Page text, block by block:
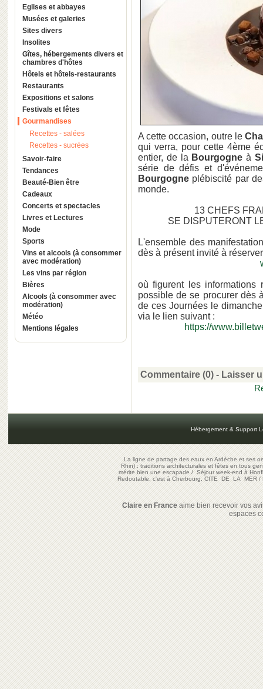
Eglises et abbayes
Musées et galeries
Sites divers
Insolites
Gîtes, hébergements divers et
chambres d'hôtes
Hôtels et hôtels-restaurants
Restaurants
Expositions et salons
Festivals et fêtes
Gourmandises
Recettes - salées
Recettes - sucrées
Savoir-faire
Tendances
Beauté-Bien être
Cadeaux
Concerts et spectacles
Livres et Lectures
Mode
Sports
Vins et alcools (à consommer
avec modération)
Les vins par région
Bières
Alcools (à consommer avec
modération)
Météo
Mentions légales
A cette occasion, outre le
qui verra, pour cette 4ème
entier, de la Bourgogne à
série de défis et
Bourgogne plébiscité par
monde.
13 CHEFS
SE DISPUTERONT
L'ensemble des
dès à présent invité à
où figurent les informations
possible de se procurer dès
de ces Journées le
via le lien suivant :
https://
Commentaire (0) - Laisser
Hébergement & Support
La ligne de partage des eaux en Ardèche et ses
Rhin) : traditions architecturales et fêtes en tous
mérite bien une escapade/Séjour week-end à
Redoutable, c'est à Cherbourg, CITE DE LA MER/
Claire en Franceaime bien recevoir vos
espaces